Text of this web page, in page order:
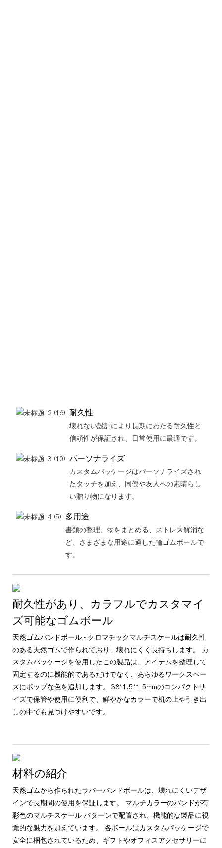
耐久性
壊れない設計により長期にわたる耐久性と
信頼性が保証され、日常使用に最適です。
パーソナライズ
カスタムパッケージはパーソナライズされ
たタッチを加え、同僚や友人への素晴らし
い贈り物になります。
多用途
書類の整理、物をまとめる、ストレス解消な
ど、さまざまな用途に適した輪ゴムボールで
す。
耐久性があり、カラフルでカスタマイ
ズ可能なゴムボール
天然ゴムバンドボール - クロマチックマルチスケールは耐久性
のある天然ゴムで作られており、壊れにくく長持ちします。 カ
スタムパッケージを使用したこの製品は、アイテムを整理して
固定するのに機能的であるだけでなく、あらゆるワークスペー
スにポップな色を追加します。 38*1.5*1.5mmのコンパクトサ
イズで保管や使用に便利で、鮮やかなカラーで机の上や引き出
しの中でも見つけやすいです。
材料の紹介
天然ゴムから作られたラバーバンドボールは、壊れにくいデザ
インで長期間の使用を保証します。 マルチカラーのバンドが有
彩色のマルチスケール パターンで配置され、機能的な製品に視
覚的な魅力を加えています。 各ボールはカスタムパッケージで
安全に梱包されているため、ギフトやオフィスアクセサリーに